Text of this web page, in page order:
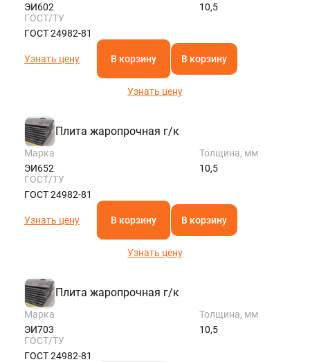
ЭИ602
10,5
ГОСТ/ТУ
ГОСТ 24982-81
Узнать цену В корзину В корзину
Узнать цену
Плита жаропрочная г/к
Марка
ЭИ652
Толщина, мм
10,5
ГОСТ/ТУ
ГОСТ 24982-81
Узнать цену В корзину В корзину
Узнать цену
Плита жаропрочная г/к
Марка
ЭИ703
Толщина, мм
10,5
ГОСТ/ТУ
ГОСТ 24982-81